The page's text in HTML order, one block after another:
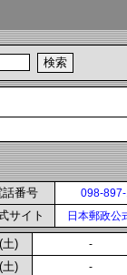
話番号 098-
サイト 日本郵政公
土) -
土) -